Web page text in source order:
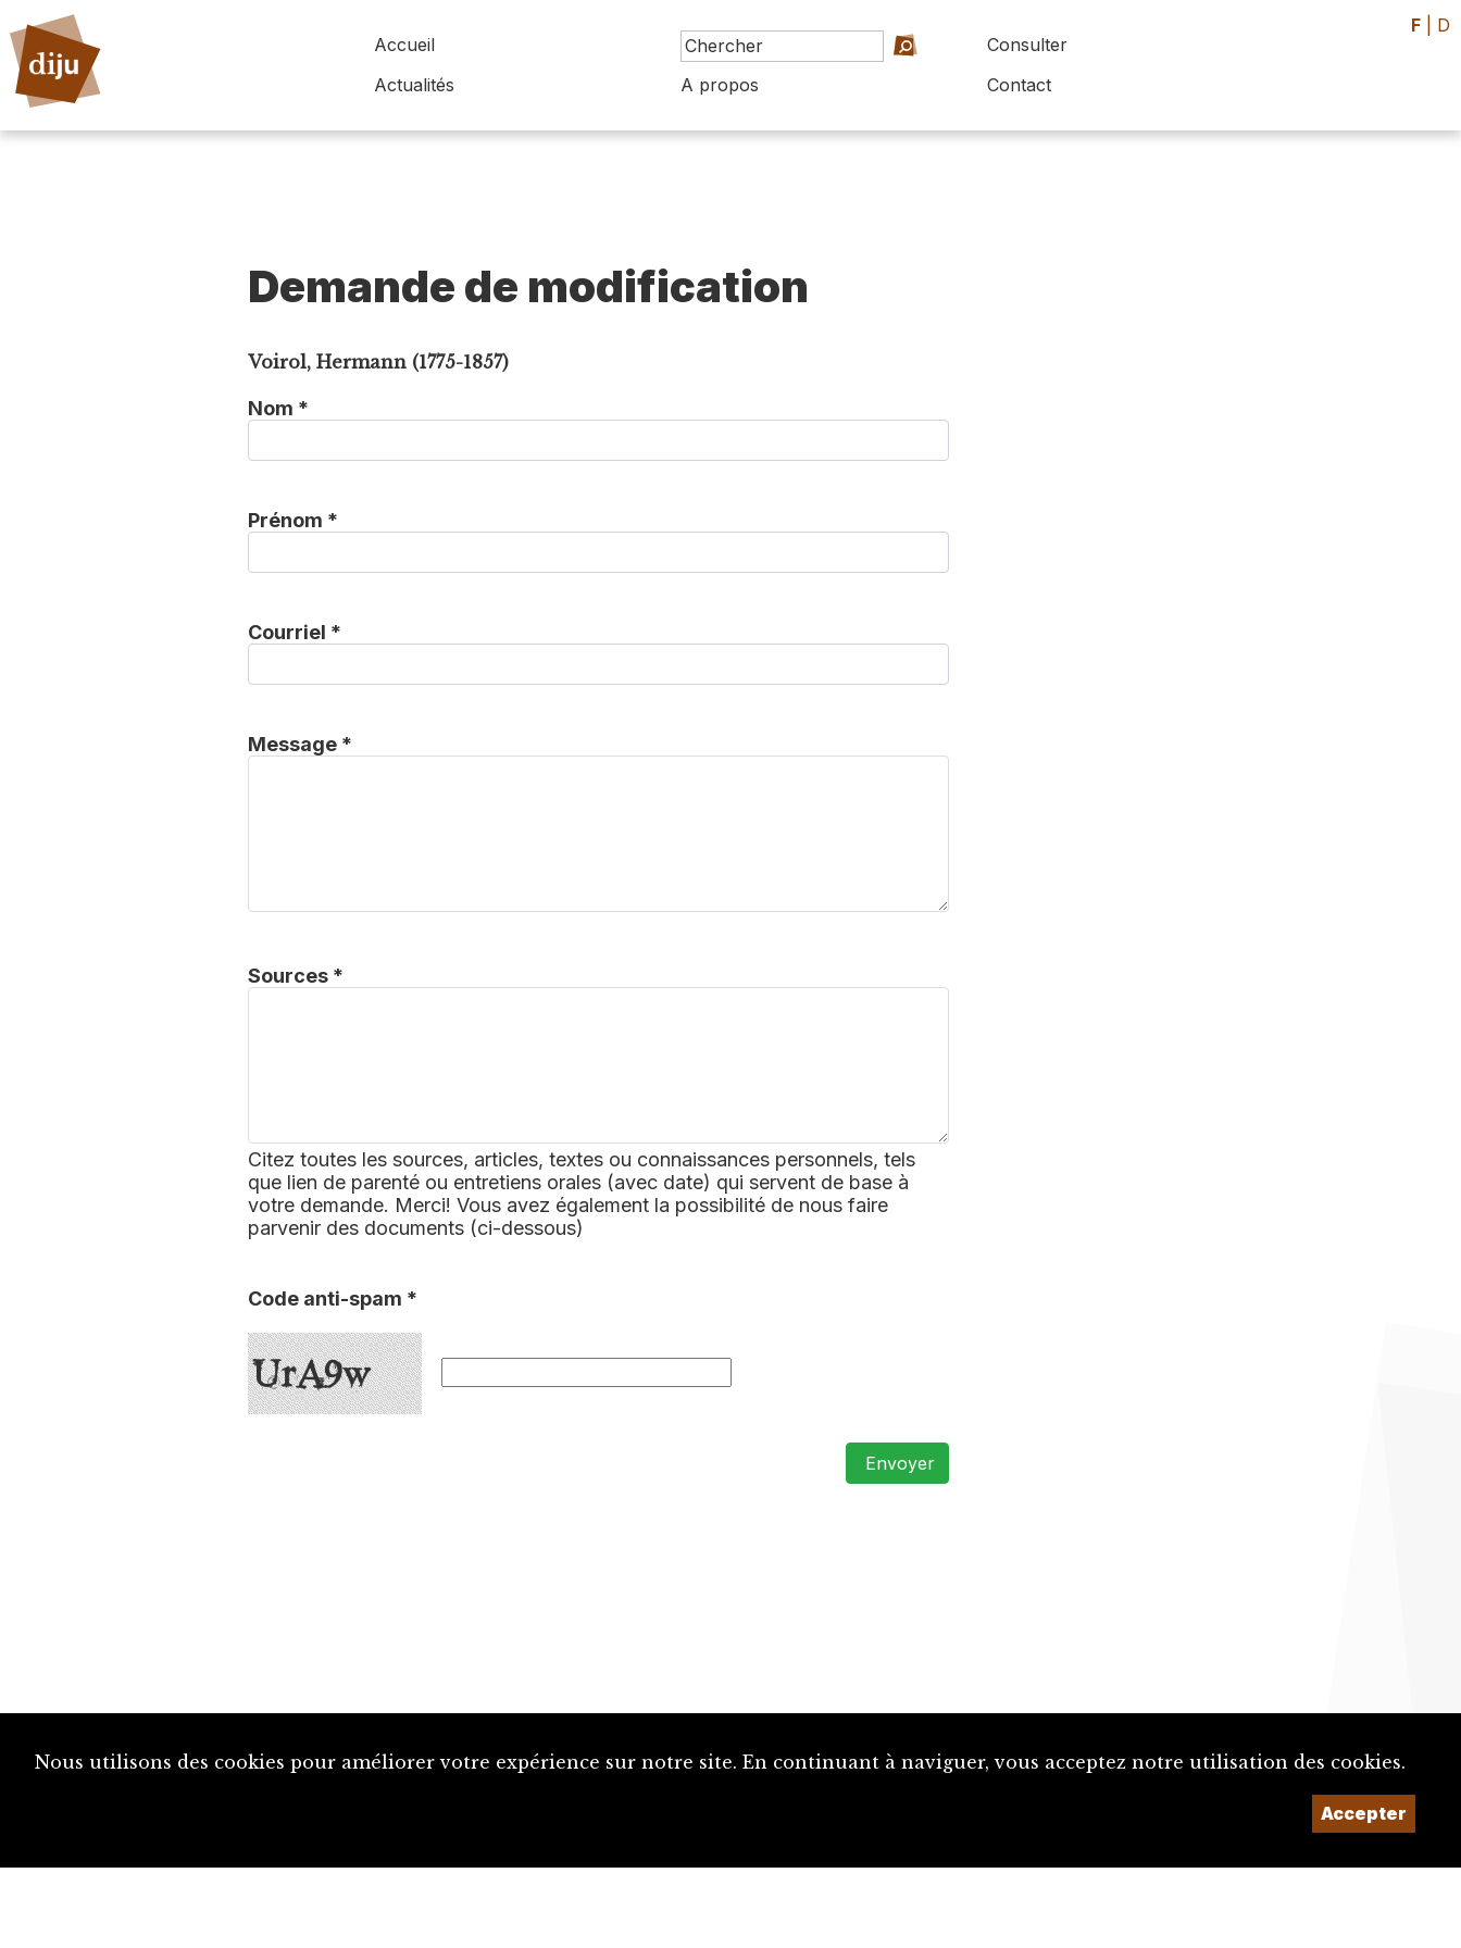
Accueil
Consulter
Actualités
A propos Contact
F D
Demande de modification
Voirol, Hermann (1775-1857)
Nom *
Prénom *
Courriel *
Message *
Sources *
Citez toutes les sources, articles, textes ou connaissances personnels, tels
que lien de parenté ou entretiens orales (avec date) qui servent de base à
votre demande. Merci! Vous avez également la possibilité de nous faire
parvenir des documents (ci-dessous)
Code anti-spam *
Envoyer
Nous utilisons des cookies pour améliorer votre expérience sur notre site. En continuant à naviguer, vous acceptez notre utilisation des cookies.
Accepter